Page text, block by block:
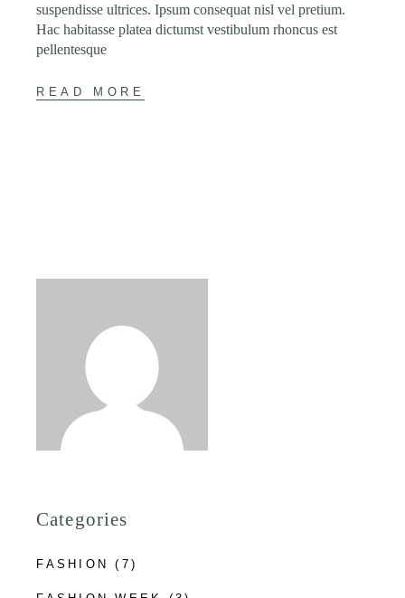
suspendisse ultrices. Ipsum consequat nisl vel pretium.
Hac habitasse platea dictumst vestibulum rhoncus est
pellentesque
READ MORE
Categories
FASHION (7)